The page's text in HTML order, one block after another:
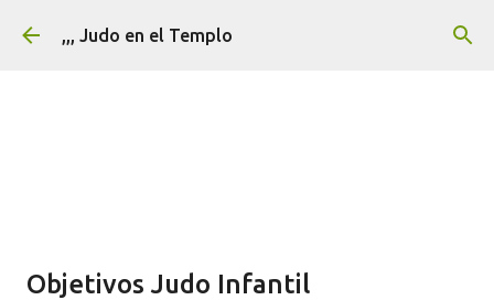
Ir al contenido principal
,,, Judo en el Templo
Objetivos Judo Infantil